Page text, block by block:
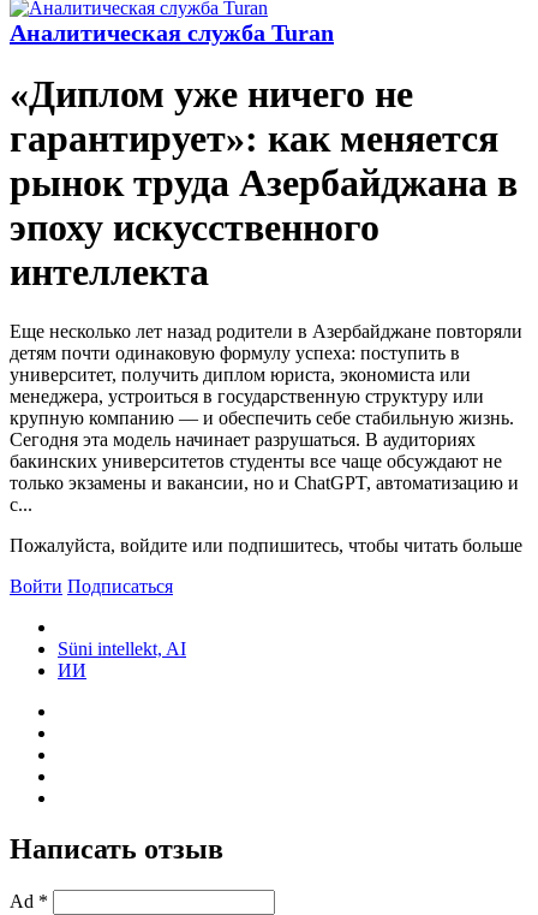
Аналитическая служба Turan
«Диплом уже ничего не
гарантирует»: как меняется
рынок труда Азербайджана в
эпоху искусственного
интеллекта
Еще несколько лет назад родители в Азербайджане повторяли
детям почти одинаковую формулу успеха: поступить в
университет, получить диплом юриста, экономиста или
менеджера, устроиться в государственную структуру или
крупную компанию — и обеспечить себе стабильную жизнь.
Сегодня эта модель начинает разрушаться. В аудиториях
бакинских университетов студенты все чаще обсуждают не
только экзамены и вакансии, но и ChatGPT, автоматизацию и
с...
Пожалуйста, войдите или подпишитесь, чтобы читать больше
Войти Подписаться
Süni intellekt, AI
ИИ
Написать отзыв
Ad *